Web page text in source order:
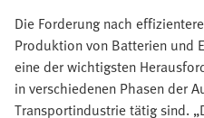
Die Forderung nach
Produktion von Batterien und
eine der wichtigsten
in verschiedenen Phasen der
Transportindustrie tätig sind.